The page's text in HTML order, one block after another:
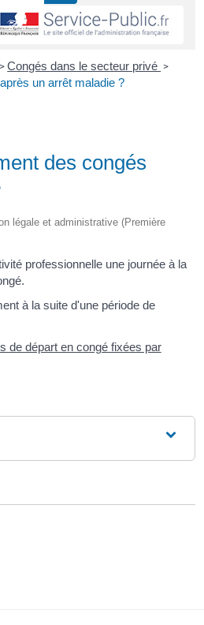
>Congés dans le secteur privé >
un arrêt maladie ?
des congés
légale et administrative (Première
professionnelle une journée à la
à la suite d'une période de
de départ en congé fixées par